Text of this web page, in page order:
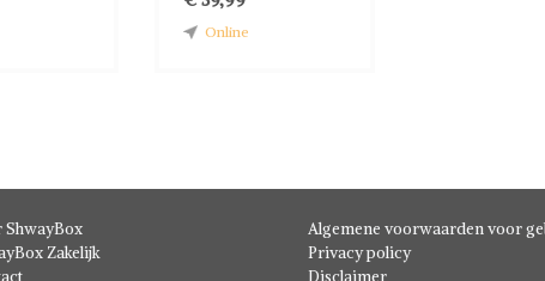
Online
ShwayBox
Zakelijk
Algemene voorwaarden voor
Privacy policy
Disclaimer